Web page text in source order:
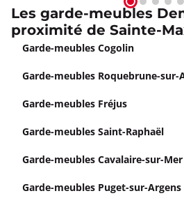
Les garde-meubles
proximité de Sainte-
Garde-meubles Cogolin
Garde-meubles Roquebrune-sur-
Garde-meubles Fréjus
Garde-meubles Saint-Raphaël
Garde-meubles Cavalaire-sur-Mer
Garde-meubles Puget-sur-Argens